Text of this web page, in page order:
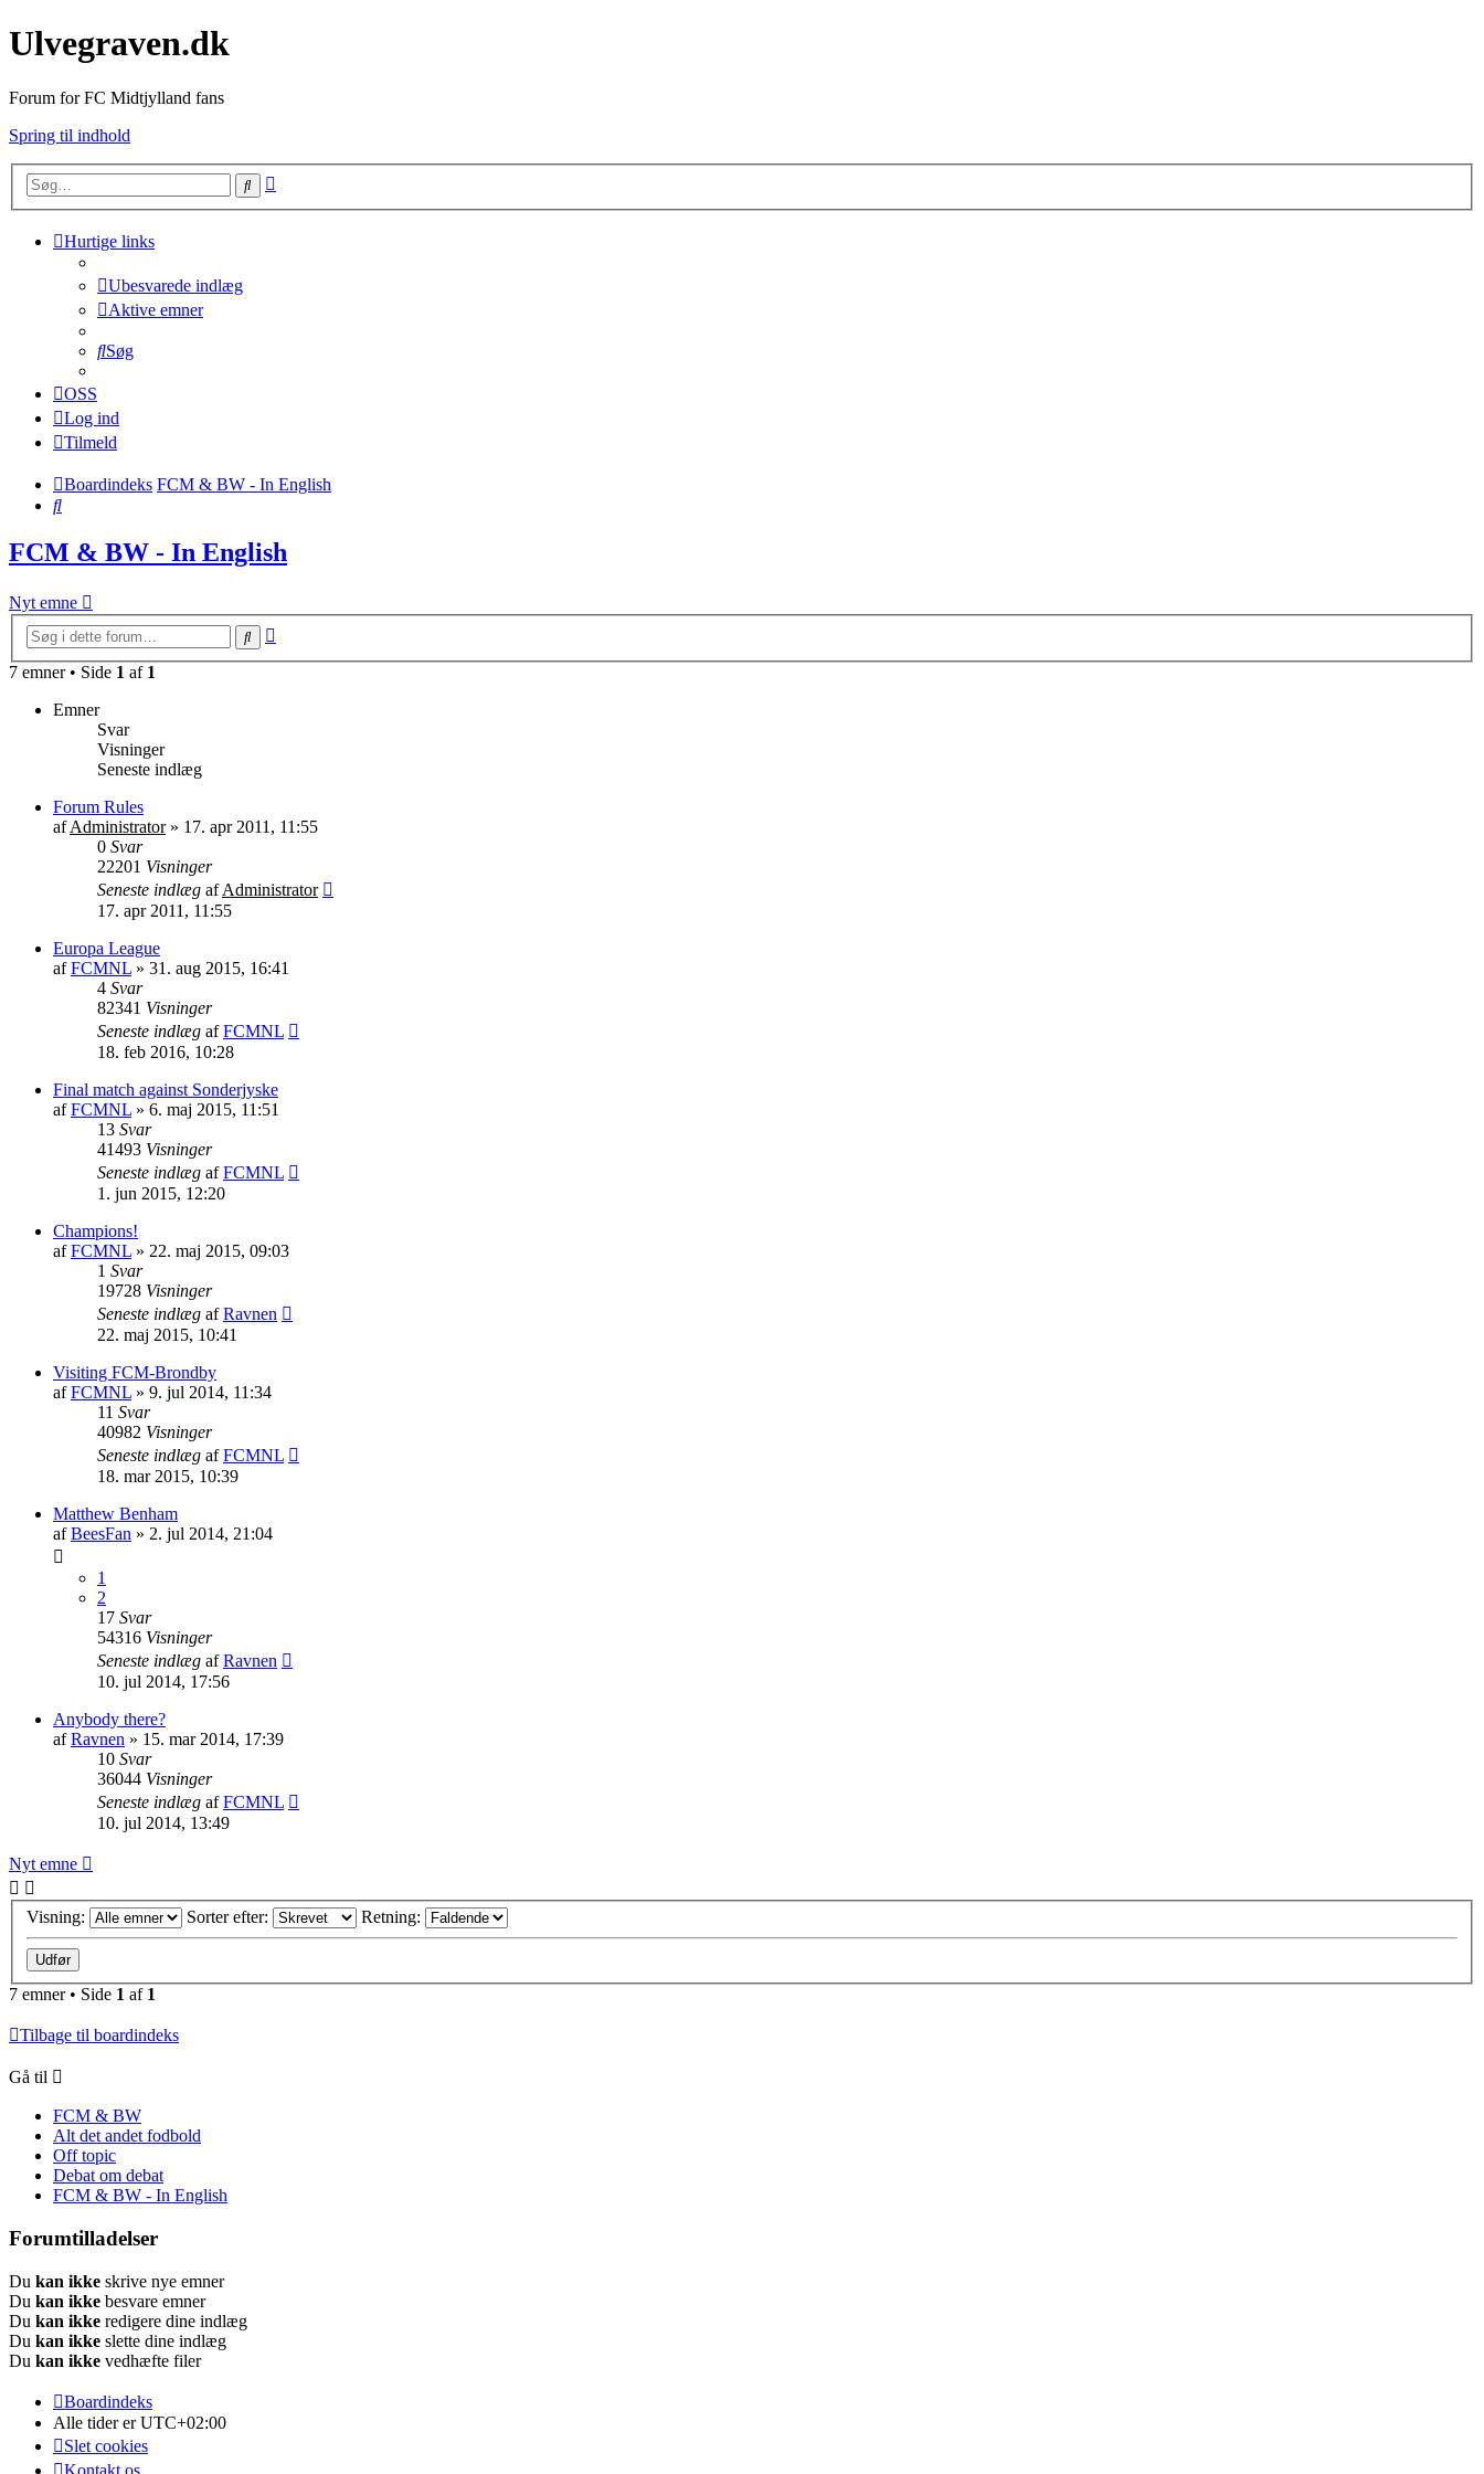
Ulvegraven.dk
Forum for FC Midtjylland fans
Spring til indhold
Søg
Hurtige links
Ubesvarede indlæg
Aktive emner
Søg
OSS
Log ind
Tilmeld
Boardindeks FCM & BW - In English
Søg
FCM & BW - In English
Nyt emne
Søg
7 emner • Side 1 af 1
Emner
Svar
Visninger
Seneste indlæg
Forum Rules
afAdministrator» 17. apr 2011, 11:55
0 Svar
22201 Visninger
Seneste indlæg afAdministrator
17. apr 2011, 11:55
Europa League
afFCMNL » 31. aug 2015, 16:41
4 Svar
82341 Visninger
Seneste indlæg afFCMNL
18. feb 2016, 10:28
Final match against Sonderjyske
afFCMNL » 6. maj 2015, 11:51
13 Svar
41493 Visninger
Seneste indlæg afFCMNL
1. jun 2015, 12:20
Champions!
afFCMNL » 22. maj 2015, 09:03
1 Svar
19728 Visninger
Seneste indlæg afRavnen
22. maj 2015, 10:41
Visiting FCM-Brondby
afFCMNL » 9. jul 2014, 11:34
11 Svar
40982 Visninger
Seneste indlæg afFCMNL
18. mar 2015, 10:39
Matthew Benham
afBeesFan » 2. jul 2014, 21:04
1
2
17 Svar
54316 Visninger
Seneste indlæg afRavnen
10. jul 2014, 17:56
Anybody there?
afRavnen » 15. mar 2014, 17:39
10 Svar
36044 Visninger
Seneste indlæg afFCMNL
10. jul 2014, 13:49
Nyt emne
Visning: Sorter efter: Retning:
7 emner • Side 1 af 1
Tilbage til boardindeks
Gå til
FCM & BW
Alt det andet fodbold
Off topic
Debat om debat
FCM & BW - In English
Forumtilladelser
Du kan ikke skrive nye emner
Du kan ikke besvare emner
Du kan ikke redigere dine indlæg
Du kan ikke slette dine indlæg
Du kan ikke vedhæfte filer
Boardindeks
Alle tider erUTC+02:00
Slet cookies
Kontakt os